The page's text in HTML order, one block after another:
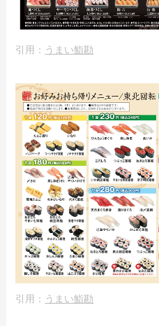
引用： うまい鮨勘
引用： うまい鮨勘